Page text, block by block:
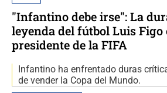
"Infantino debe irse": La
leyenda del fútbol Luis
presidente de la FIFA
Infantino ha enfrentado duras
de vender la Copa del Mundo.